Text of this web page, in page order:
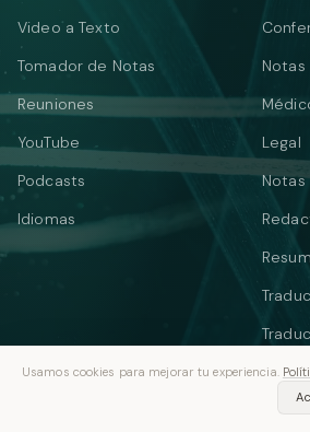
Video a Texto
Tomador de Notas
Reuniones
YouTube
Podcasts
Idiomas
Notas
Legal
Notas
Texto
Usamos cookies para mejorar tu experiencia.